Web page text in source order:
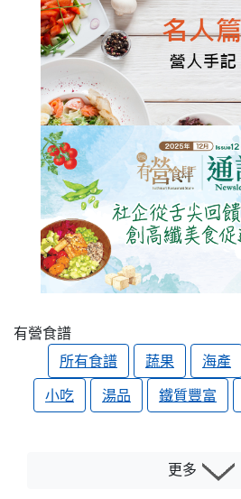
有營食譜
所有食譜
蔬果 海產
小吃
湯品 鐵質豐富
更多